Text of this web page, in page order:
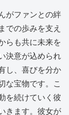
がファンとの絆
での歩みを支え
らも共に未来を
決意が込められ
し、喜びを分か
な宝物です。こ
を続けていく彼
きます。彼女が